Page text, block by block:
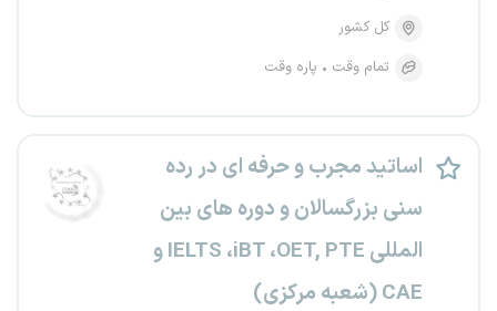
کل کشور
تمام وقت
پاره وقت
اساتید مجرب و حرفه ای در رده
سنی بزرگسالان و دوره های بین
المللی IELTS ،iBT ،OET, PTE و
CAE (شعبه مرکزی)